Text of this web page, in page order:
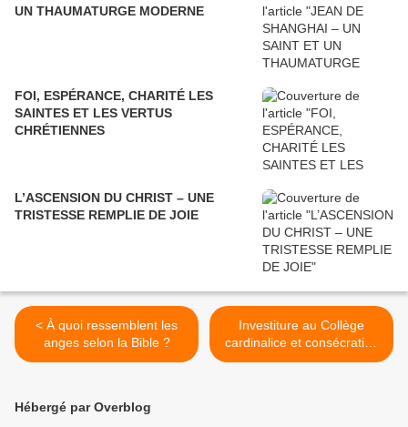
UN THAUMATURGE MODERNE
FOI, ESPÉRANCE, CHARITÉ LES
SAINTES ET LES VERTUS
CHRÉTIENNES
L’ASCENSION DU CHRIST – UNE
TRISTESSE REMPLIE DE JOIE
< À quoi ressemblent les
anges selon la Bible ?
Investiture au Collège
cardinalice et consécration
de la Porte Sainte en Italie
Hébergé par Overblog